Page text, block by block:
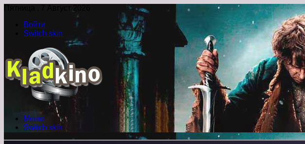
Пятница , 7 Август 2026
Войти
Switch skin
Меню
Switch skin